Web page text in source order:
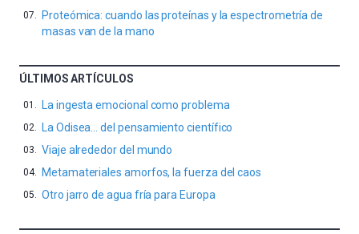
Proteómica: cuando las proteínas y la espectrometría de
masas van de la mano
ÚLTIMOS ARTÍCULOS
La ingesta emocional como problema
La Odisea… del pensamiento científico
Viaje alrededor del mundo
Metamateriales amorfos, la fuerza del caos
Otro jarro de agua fría para Europa